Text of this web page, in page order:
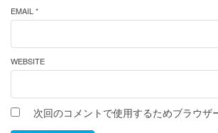
EMAIL *
WEBSITE
次回のコメントで使用するためブラウ